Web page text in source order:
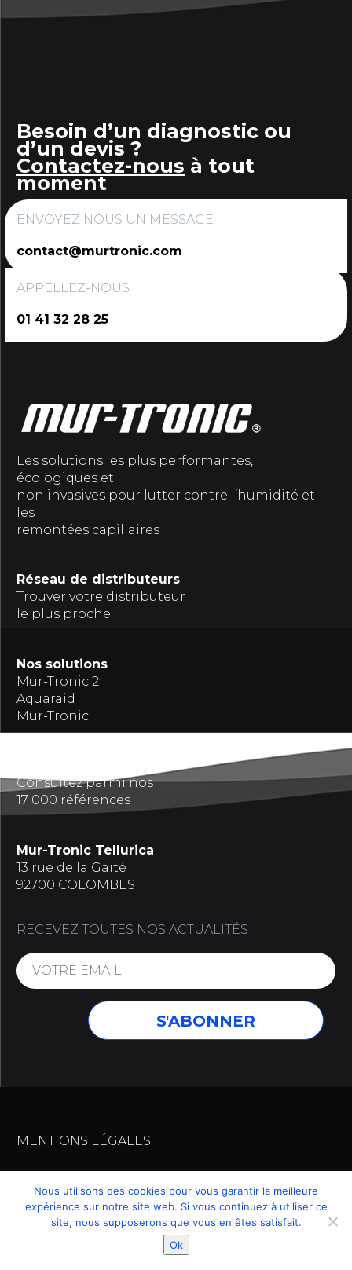
Besoin d’un diagnostic ou
d’un devis ?
Contactez-nous à tout
moment
ENVOYEZ NOUS UN MESSAGE
contact@murtronic.com
APPELLEZ-NOUS
01 41 32 28 25
Les solutions les plus performantes,
écologiques et
non invasives pour lutter contre l’humidité et
les
remontées capillaires
Réseau de distributeurs
Trouver votre distributeur
le plus proche
Nos solutions
Mur-Tronic 2
Aquaraid
Mur-Tronic
Consultez parmi nos
17 000 références
Mur-Tronic Tellurica
13 rue de la Gaité
92700 COLOMBES
RECEVEZ TOUTES NOS ACTUALITÉS
MENTIONS LÉGALES
© 2019 – MUR-TRONIC 2. TOUS DROITS RESERVES
Nous utilisons des cookies pour vous garantir la meilleure
expérience sur notre site web. Si vous continuez à utiliser ce
site, nous supposerons que vous en êtes satisfait.
Ok